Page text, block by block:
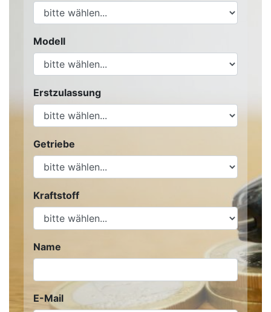
Modell
Erstzulassung
Getriebe
Kraftstoff
Name
E-Mail